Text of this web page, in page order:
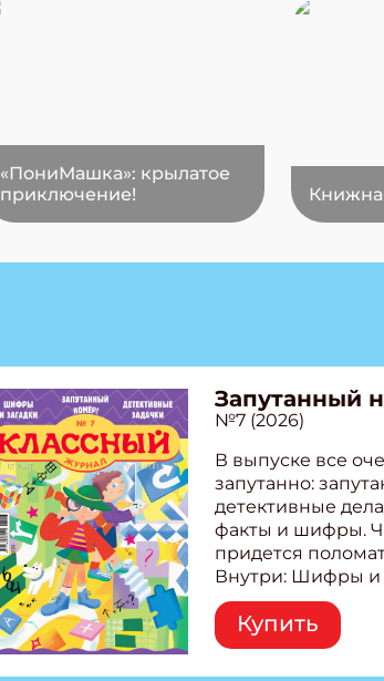
«ПониМашка»: крылатое
приключение!
Запутанный
№7 (2026)
В выпуске все
запутанно:
детективные
факты и шифры.
придется
Внутри: Шифры и
расшифровки
запутанные
Разгадываем
Купить